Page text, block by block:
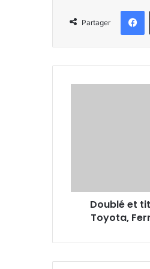
Partager
pied
podium
Doublé et
Toyota,